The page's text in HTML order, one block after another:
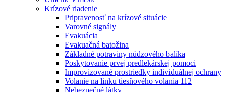
Krízové riadenie
Pripravenosť na krízové situácie
Varovné signály
Evakuácia
Evakuačná batožina
Základné potraviny núdzového balíka
Poskytovanie prvej predlekárskej pomoci
Improvizované prostriedky individuálnej ochrany
Volanie na linku tiesňového volania 112
Nebezpečné látky